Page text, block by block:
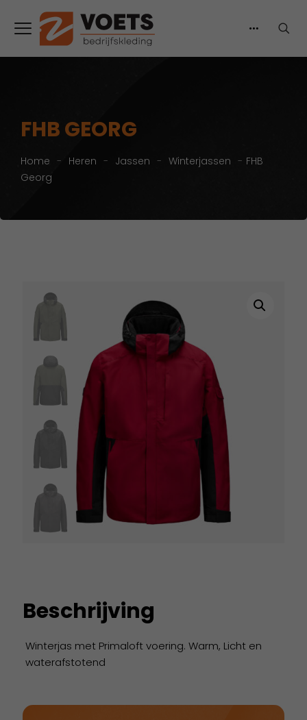
FHB GEORG
Home - Heren - Jassen - Winterjassen - FHB
Georg
Beschrijving
Winterjas met Primaloft voering. Warm, Licht en
waterafstotend